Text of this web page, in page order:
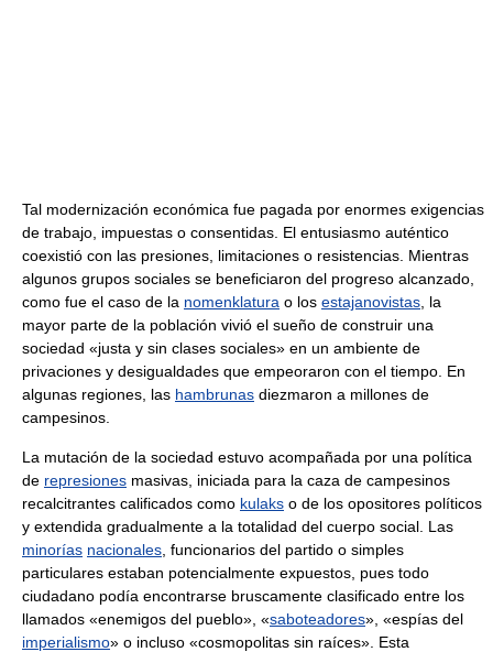
Tal modernización económica fue pagada por enormes exigencias
de trabajo, impuestas o consentidas. El entusiasmo auténtico
coexistió con las presiones, limitaciones o resistencias. Mientras
algunos grupos sociales se beneficiaron del progreso alcanzado,
como fue el caso de la nomenklatura o los estajanovistas , la
mayor parte de la población vivió el sueño de construir una
sociedad «justa y sin clases sociales» en un ambiente de
privaciones y desigualdades que empeoraron con el tiempo. En
algunas regiones, las hambrunas diezmaron a millones de
campesinos.
La mutación de la sociedad estuvo acompañada por una política
de represiones masivas, iniciada para la caza de campesinos
recalcitrantes calificados como kulaks o de los opositores políticos
y extendida gradualmente a la totalidad del cuerpo social. Las
minorías nacionales , funcionarios del partido o simples
particulares estaban potencialmente expuestos, pues todo
ciudadano podía encontrarse bruscamente clasificado entre los
llamados «enemigos del pueblo», «saboteadores», «espías del
imperialismo» o incluso «cosmopolitas sin raíces». Esta